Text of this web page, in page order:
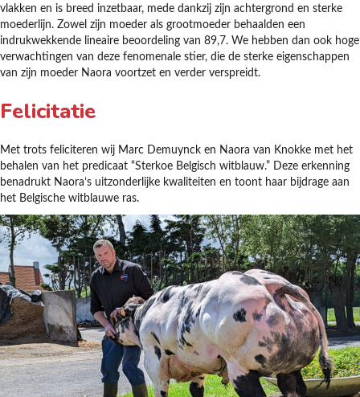
vlakken en is breed inzetbaar, mede dankzij zijn achtergrond en sterke
moederlijn. Zowel zijn moeder als grootmoeder behaalden een
indrukwekkende lineaire beoordeling van 89,7. We hebben dan ook hoge
verwachtingen van deze fenomenale stier, die de sterke eigenschappen
van zijn moeder Naora voortzet en verder verspreidt.
Felicitatie
Met trots feliciteren wij Marc Demuynck en Naora van Knokke met het
behalen van het predicaat “Sterkoe Belgisch witblauw.” Deze erkenning
benadrukt Naora’s uitzonderlijke kwaliteiten en toont haar bijdrage aan
het Belgische witblauwe ras.